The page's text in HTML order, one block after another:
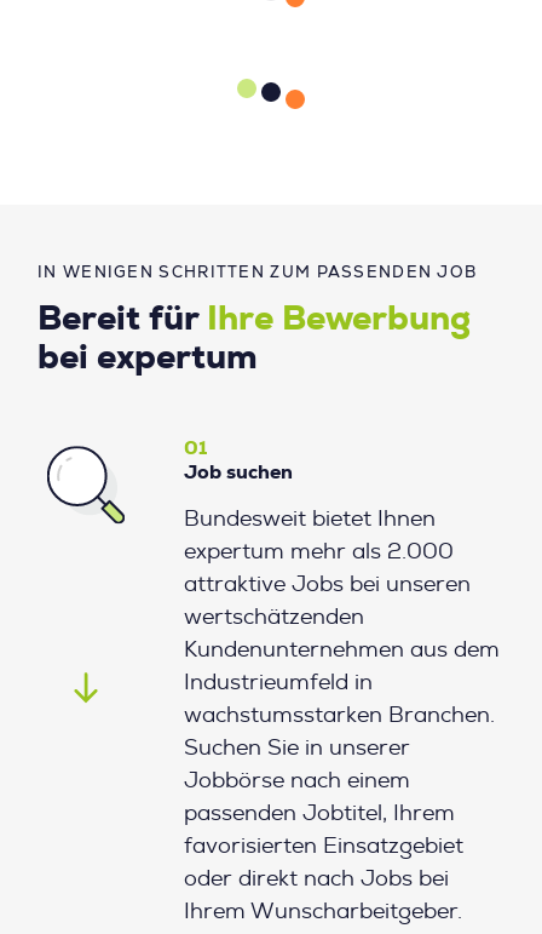
IN WENIGEN SCHRITTEN ZUM PASSENDEN JOB
Bereit für
Ihre Bewerbung
bei expertum
01
Job suchen
Bundesweit bietet Ihnen
expertum mehr als 2.000
attraktive Jobs bei unseren
wertschätzenden
Kundenunternehmen aus dem
Industrieumfeld in
wachstumsstarken Branchen.
Suchen Sie in unserer
Jobbörse nach einem
passenden Jobtitel, Ihrem
favorisierten Einsatzgebiet
oder direkt nach Jobs bei
Ihrem Wunscharbeitgeber.